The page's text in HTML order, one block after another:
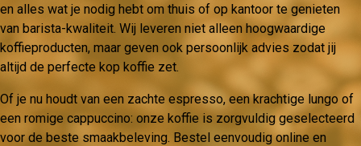
en alles wat je nodig hebt om thuis of op kantoor te genieten
van barista-kwaliteit. Wij leveren niet alleen hoogwaardige
koffieproducten, maar geven ook persoonlijk advies zodat jij
altijd de perfecte kop koffie zet.
Of je nu houdt van een zachte espresso, een krachtige lungo of
een romige cappuccino: onze koffie is zorgvuldig geselecteerd
voor de beste smaakbeleving. Bestel eenvoudig online en